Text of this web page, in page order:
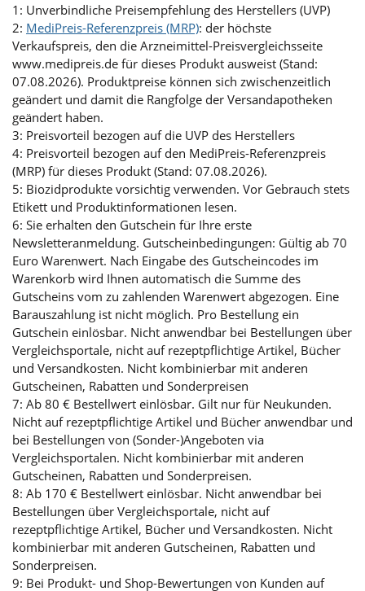
1: Unverbindliche Preisempfehlung des Herstellers (UVP)
2: MediPreis-Referenzpreis (MRP): der höchste
Verkaufspreis, den die Arzneimittel-Preisvergleichsseite
www.medipreis.de für dieses Produkt ausweist (Stand:
07.08.2026). Produktpreise können sich zwischenzeitlich
geändert und damit die Rangfolge der Versandapotheken
geändert haben.
3: Preisvorteil bezogen auf die UVP des Herstellers
4: Preisvorteil bezogen auf den MediPreis-Referenzpreis
(MRP) für dieses Produkt (Stand: 07.08.2026).
5: Biozidprodukte vorsichtig verwenden. Vor Gebrauch stets
Etikett und Produktinformationen lesen.
6: Sie erhalten den Gutschein für Ihre erste
Newsletteranmeldung. Gutscheinbedingungen: Gültig ab 70
Euro Warenwert. Nach Eingabe des Gutscheincodes im
Warenkorb wird Ihnen automatisch die Summe des
Gutscheins vom zu zahlenden Warenwert abgezogen. Eine
Barauszahlung ist nicht möglich. Pro Bestellung ein
Gutschein einlösbar. Nicht anwendbar bei Bestellungen über
Vergleichsportale, nicht auf rezeptpflichtige Artikel, Bücher
und Versandkosten. Nicht kombinierbar mit anderen
Gutscheinen, Rabatten und Sonderpreisen
7: Ab 80 € Bestellwert einlösbar. Gilt nur für Neukunden.
Nicht auf rezeptpflichtige Artikel und Bücher anwendbar und
bei Bestellungen von (Sonder-)Angeboten via
Vergleichsportalen. Nicht kombinierbar mit anderen
Gutscheinen, Rabatten und Sonderpreisen.
8: Ab 170 € Bestellwert einlösbar. Nicht anwendbar bei
Bestellungen über Vergleichsportale, nicht auf
rezeptpflichtige Artikel, Bücher und Versandkosten. Nicht
kombinierbar mit anderen Gutscheinen, Rabatten und
Sonderpreisen.
9: Bei Produkt- und Shop-Bewertungen von Kunden auf